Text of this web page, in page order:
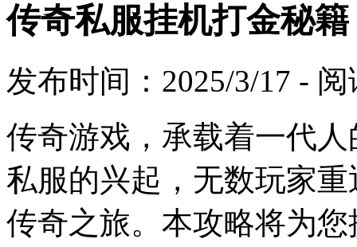
传奇私服挂机打金秘
发布时间：2025/3/17 -
传奇游戏，承载着一代
私服的兴起，无数玩家
传奇之旅。本攻略将为